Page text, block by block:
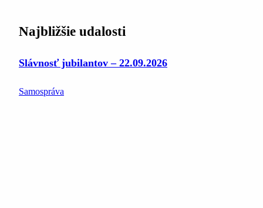
Najbližšie udalosti
Slávnosť jubilantov – 22.09.2026
Samospráva